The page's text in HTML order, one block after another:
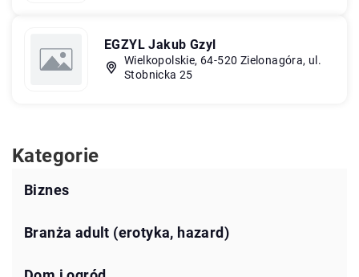
EGZYL Jakub Gzyl
Wielkopolskie, 64-520 Zielonagóra, ul.
Stobnicka 25
Kategorie
Biznes
Branża adult (erotyka, hazard)